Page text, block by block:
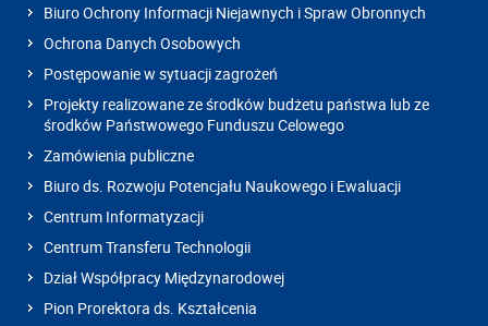
Biuro Ochrony Informacji Niejawnych i Spraw Obronnych
Ochrona Danych Osobowych
Postępowanie w sytuacji zagrożeń
Projekty realizowane ze środków budżetu państwa lub ze
środków Państwowego Funduszu Celowego
Zamówienia publiczne
Biuro ds. Rozwoju Potencjału Naukowego i Ewaluacji
Centrum Informatyzacji
Centrum Transferu Technologii
Dział Współpracy Międzynarodowej
Pion Prorektora ds. Kształcenia